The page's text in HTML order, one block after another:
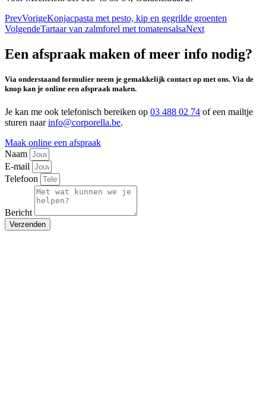
PrevVorigeKonjacpasta met pesto, kip en gegrilde groenten
VolgendeTartaar van zalmforel met tomatensalsaNext
Een afspraak maken of meer info nodig?
Via onderstaand formulier neem je gemakkelijk contact op met ons. Via de
knop kan je online een afspraak maken.
Je kan me ook telefonisch bereiken op 03 488 02 74 of een mailtje
sturen naarinfo@corporella.be.
Maak online een afspraak
Naam
E-mail
Telefoon
Bericht
Verzenden